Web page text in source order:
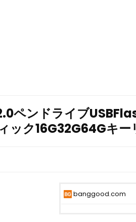
ペンドライブ
ック16G32G64Gキー
banggood.com